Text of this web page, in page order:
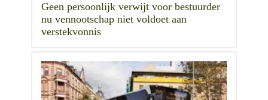
Geen persoonlijk verwijt voor bestuurder
nu vennootschap niet voldoet aan
verstekvonnis